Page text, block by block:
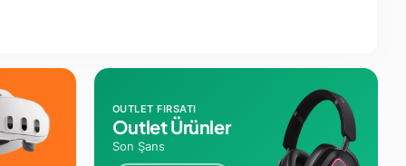
OUTLET FIRSATI
Outlet Ürünler
Son Şans